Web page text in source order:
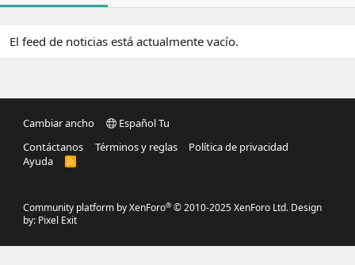
El feed de noticias está actualmente vacío.
Cambiar ancho
Español Tu
Contáctanos
Términos y reglas
Política de privacidad
Ayuda
R
Community platform by XenForo® © 2010-2025 XenForo Ltd. Design
by: Pixel Exit